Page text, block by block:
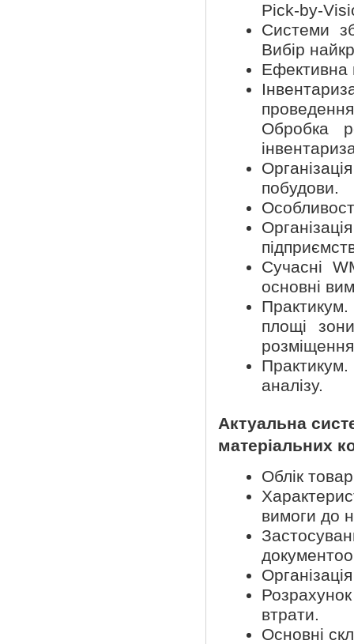
Pick-by-
Системи
Вибір
Ефективна
Обробка
побудови.
Сучасні
основні
площі
аналізу.
Актуальна
матеріальних
Облік
вимоги до
втрати.
Основні